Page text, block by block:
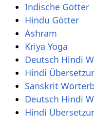
Indische Götter
Hindu Götter
Ashram
Kriya Yoga
Deutsch Hindi
Hindi
Sanskrit
Deutsch Hindi
Hindi